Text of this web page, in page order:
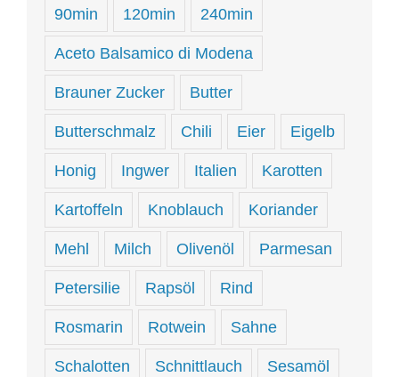
90min 120min 240min
Aceto Balsamico di Modena
Brauner Zucker Butter
Butterschmalz Chili Eier Eigelb
Honig Ingwer Italien Karotten
Kartoffeln Knoblauch Koriander
Mehl Milch Olivenöl Parmesan
Petersilie Rapsöl Rind
Rosmarin Rotwein Sahne
Schalotten Schnittlauch Sesamöl